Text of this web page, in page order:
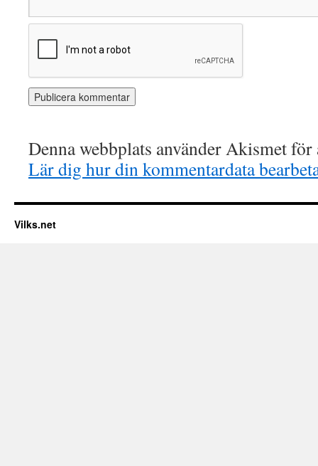
Denna webbplats använder Akismet
Lär dig hur din kommentardata
Vilks.net